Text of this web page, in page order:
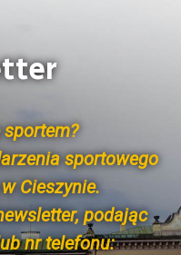
sportowego
Cieszynie.
podając
nr telefonu: